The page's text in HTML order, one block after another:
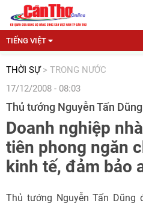
TIẾNG VIỆT
THỜI SỰ > TRONG NƯỚC
17/12/2008 - 08:03
Thủ tướng Nguyễn Tấn
Doanh nghiệp
tiên phong ngăn
kinh tế, đảm bảo
Thủ tướng Nguyễn Tấn